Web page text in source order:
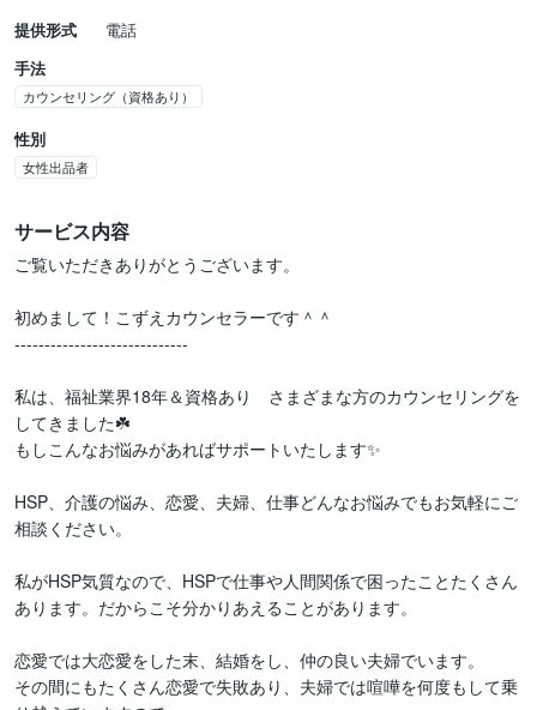
提供形式
電話
手法
カウンセリング（資格あり）
性別
女性出品者
サービス内容
ご覧いただきありがとうございます。
初めまして！こずえカウンセラーです＾＾
-----------------------------
私は、福祉業界18年＆資格あり　さまざまな方のカウンセリングを
してきました☘️
もしこんなお悩みがあればサポートいたします✨
HSP、介護の悩み、恋愛、夫婦、仕事どんなお悩みでもお気軽にご
相談ください。
私がHSP気質なので、HSPで仕事や人間関係で困ったことたくさん
あります。だからこそ分かりあえることがあります。
恋愛では大恋愛をした末、結婚をし、仲の良い夫婦でいます。
その間にもたくさん恋愛で失敗あり、夫婦では喧嘩を何度もして乗